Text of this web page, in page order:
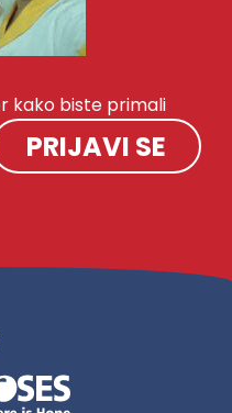
kako biste primali
PRIJAVI SE